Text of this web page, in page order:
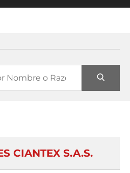
CIANTEX S.A.S.